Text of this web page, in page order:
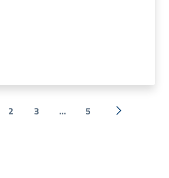
2 3 ... 5 Successiva